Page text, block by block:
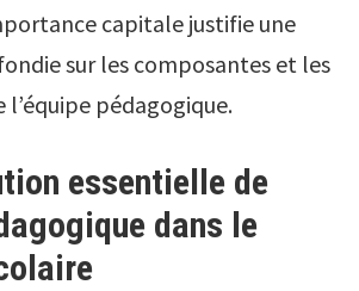
capitale justifie une
sur les composantes et les
pédagogique.
essentielle de
dans le